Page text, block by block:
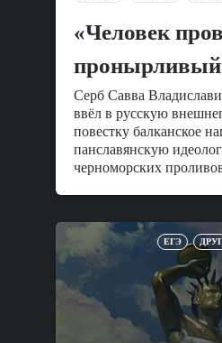
«Человек
Серб Савва
ввёл в русскую
повестку балканское
панславянскую
черноморских
ЕГЭ